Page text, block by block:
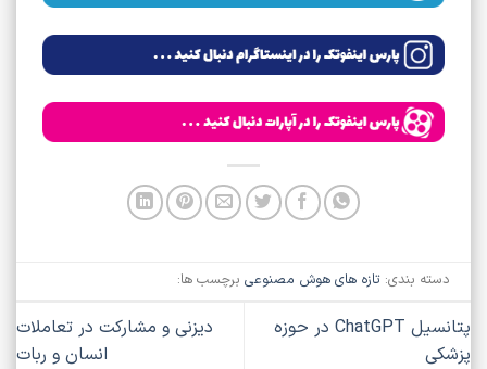
دسته بندی:تازه های هوش مصنوعی برچسب ها:
پتانسیل ChatGPT در حوزه
پزشکی
دیزنی و مشارکت در تعاملات
انسان و ربات